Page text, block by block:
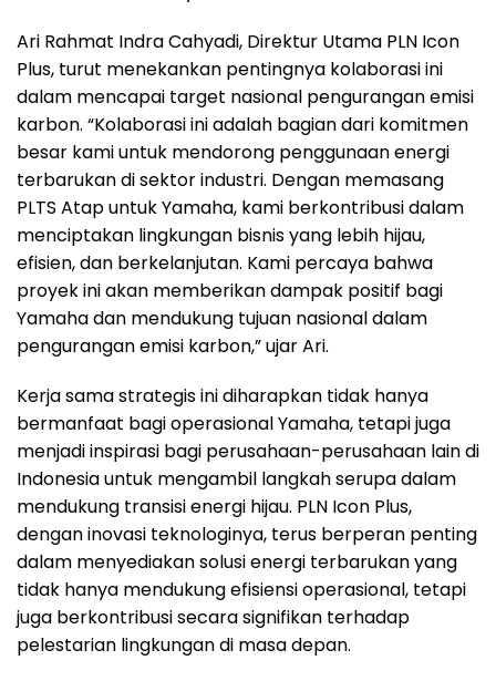
Ari Rahmat Indra Cahyadi, Direktur Utama PLN Icon
Plus, turut menekankan pentingnya kolaborasi ini
dalam mencapai target nasional pengurangan emisi
karbon. “Kolaborasi ini adalah bagian dari komitmen
besar kami untuk mendorong penggunaan energi
terbarukan di sektor industri. Dengan memasang
PLTS Atap untuk Yamaha, kami berkontribusi dalam
menciptakan lingkungan bisnis yang lebih hijau,
efisien, dan berkelanjutan. Kami percaya bahwa
proyek ini akan memberikan dampak positif bagi
Yamaha dan mendukung tujuan nasional dalam
pengurangan emisi karbon,” ujar Ari.
Kerja sama strategis ini diharapkan tidak hanya
bermanfaat bagi operasional Yamaha, tetapi juga
menjadi inspirasi bagi perusahaan-perusahaan lain di
Indonesia untuk mengambil langkah serupa dalam
mendukung transisi energi hijau. PLN Icon Plus,
dengan inovasi teknologinya, terus berperan penting
dalam menyediakan solusi energi terbarukan yang
tidak hanya mendukung efisiensi operasional, tetapi
juga berkontribusi secara signifikan terhadap
pelestarian lingkungan di masa depan.